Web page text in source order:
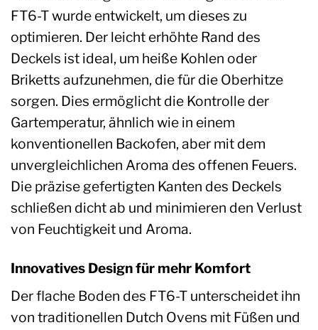
FT6-T wurde entwickelt, um dieses zu
optimieren. Der leicht erhöhte Rand des
Deckels ist ideal, um heiße Kohlen oder
Briketts aufzunehmen, die für die Oberhitze
sorgen. Dies ermöglicht die Kontrolle der
Gartemperatur, ähnlich wie in einem
konventionellen Backofen, aber mit dem
unvergleichlichen Aroma des offenen Feuers.
Die präzise gefertigten Kanten des Deckels
schließen dicht ab und minimieren den Verlust
von Feuchtigkeit und Aroma.
Innovatives Design für mehr Komfort
Der flache Boden des FT6-T unterscheidet ihn
von traditionellen Dutch Ovens mit Füßen und